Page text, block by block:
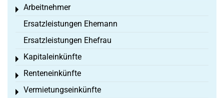
Arbeitnehmer
Toggle menu
Ersatzleistungen Ehemann
Ersatzleistungen Ehefrau
Kapitaleinkünfte
Toggle menu
Renteneinkünfte
Toggle menu
Vermietungseinkünfte
Toggle menu